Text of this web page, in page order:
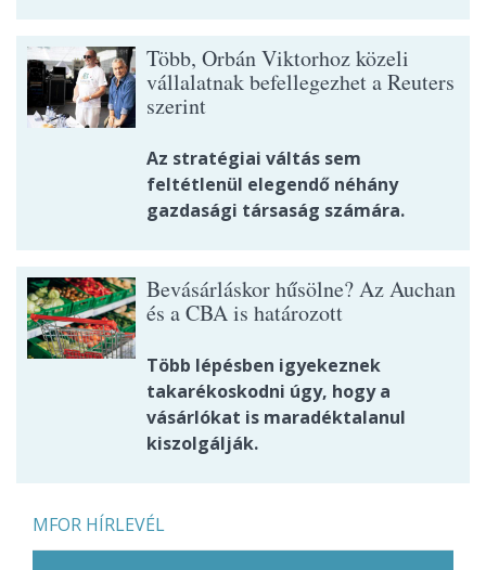
Több, Orbán Viktorhoz közeli
vállalatnak befellegezhet a Reuters
szerint
Az stratégiai váltás sem
feltétlenül elegendő néhány
gazdasági társaság számára.
Bevásárláskor hűsölne? Az Auchan
és a CBA is határozott
Több lépésben igyekeznek
takarékoskodni úgy, hogy a
vásárlókat is maradéktalanul
kiszolgálják.
MFOR HÍRLEVÉL